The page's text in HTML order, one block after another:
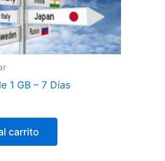
1 GB – 7 Días
carrito